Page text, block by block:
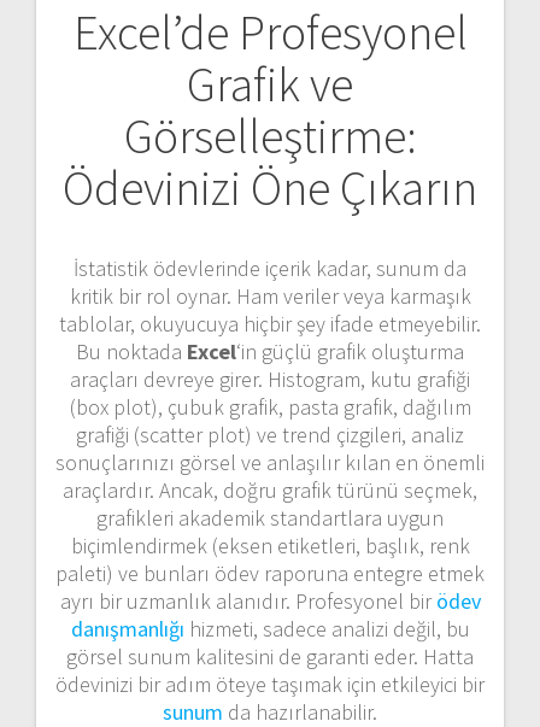
Excel’de Profesyonel
Grafik ve
Görselleştirme:
Ödevinizi Öne Çıkarın
İstatistik ödevlerinde içerik kadar, sunum da
kritik bir rol oynar. Ham veriler veya karmaşık
tablolar, okuyucuya hiçbir şey ifade etmeyebilir.
Bu noktada Excel‘in güçlü grafik oluşturma
araçları devreye girer. Histogram, kutu grafiği
(box plot), çubuk grafik, pasta grafik, dağılım
grafiği (scatter plot) ve trend çizgileri, analiz
sonuçlarınızı görsel ve anlaşılır kılan en önemli
araçlardır. Ancak, doğru grafik türünü seçmek,
grafikleri akademik standartlara uygun
biçimlendirmek (eksen etiketleri, başlık, renk
paleti) ve bunları ödev raporuna entegre etmek
ayrı bir uzmanlık alanıdır. Profesyonel birödev
danışmanlığı hizmeti, sadece analizi değil, bu
görsel sunum kalitesini de garanti eder. Hatta
ödevinizi bir adım öteye taşımak için etkileyici bir
sunum da hazırlanabilir.